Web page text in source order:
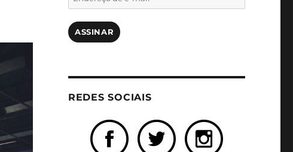
de
e-
mail
ASSINAR
REDES SOCIAIS